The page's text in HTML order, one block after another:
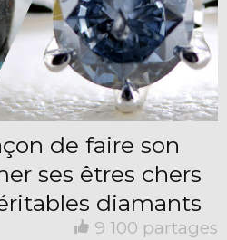
de faire son
ses êtres chers
diamants
9 100 partages